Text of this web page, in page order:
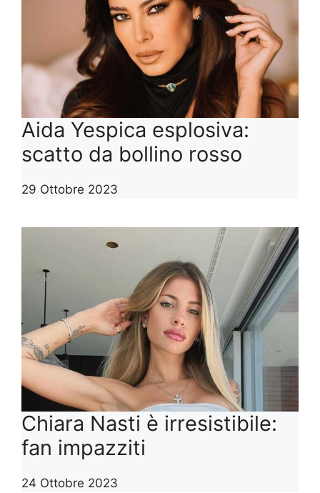
Aida Yespica esplosiva:
scatto da bollino rosso
29 Ottobre 2023
Chiara Nasti è irresistibile:
fan impazziti
24 Ottobre 2023